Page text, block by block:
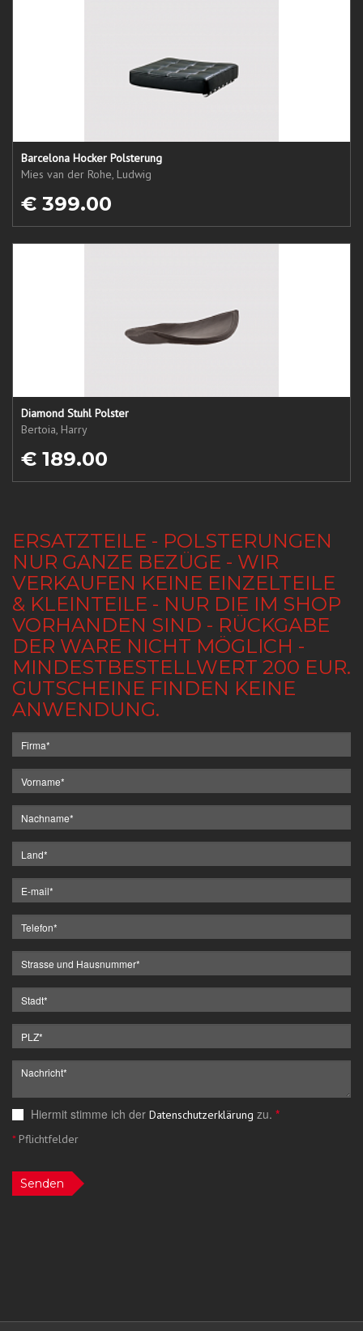
Barcelona Hocker Polsterung
Mies van der Rohe, Ludwig
€ 399.00
Diamond Stuhl Polster
Bertoia, Harry
€ 189.00
ERSATZTEILE - POLSTERUNGEN
NUR GANZE BEZÜGE - WIR
VERKAUFEN KEINE EINZELTEILE
& KLEINTEILE - NUR DIE IM SHOP
VORHANDEN SIND - RÜCKGABE
DER WARE NICHT MÖGLICH -
MINDESTBESTELLWERT 200 EUR.
GUTSCHEINE FINDEN KEINE
ANWENDUNG.
Hiermit stimme ich der Datenschutzerklärung zu. *
*Pflichtfelder
Senden